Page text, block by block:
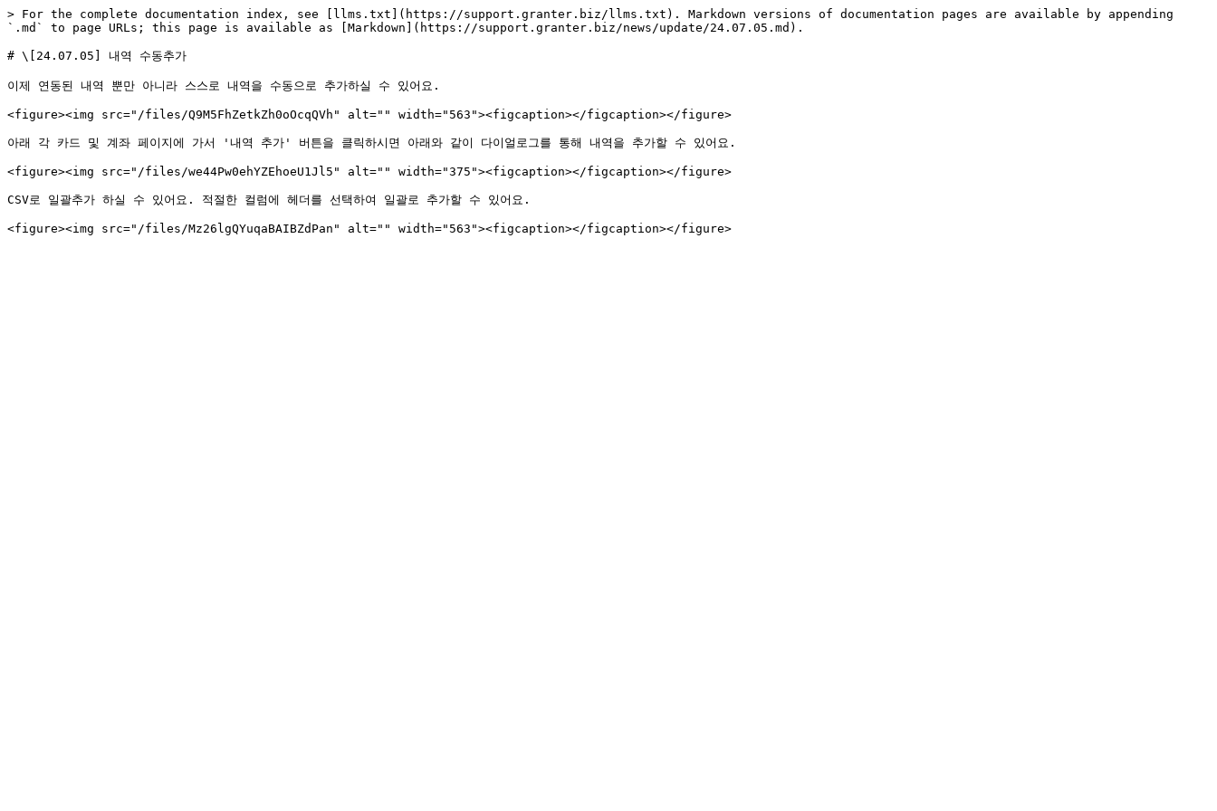
> For the complete documentation index, see [llms.txt](https://support.granter.biz/llms.txt). Markdown versions of documentation pages are available by appending
`.md` to page URLs; this page is available as [Markdown](https://support.granter.biz/news/update/24.07.05.md).
# \[24.07.05] 내역 수동추가
이제 연동된 내역 뿐만 아니라 스스로 내역을 수동으로 추가하실 수 있어요.
<figure><img src="/files/Q9M5FhZetkZh0oOcqQVh" alt="" width="563"><figcaption></figcaption></figure>
아래 각 카드 및 계좌 페이지에 가서 '내역 추가' 버튼을 클릭하시면 아래와 같이 다이얼로그를 통해 내역을 추가할 수 있어요.
<figure><img src="/files/we44Pw0ehYZEhoeU1Jl5" alt="" width="375"><figcaption></figcaption></figure>
CSV로 일괄추가 하실 수 있어요. 적절한 컬럼에 헤더를 선택하여 일괄로 추가할 수 있어요.